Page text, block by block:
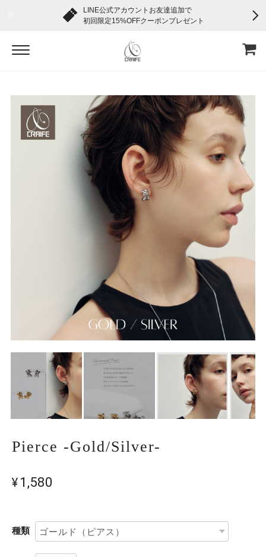
LINE公式アカウントお友達追加で
初回限定15%OFFクーポンプレゼント
Pierce -Gold/Silver-
¥1,580
種類